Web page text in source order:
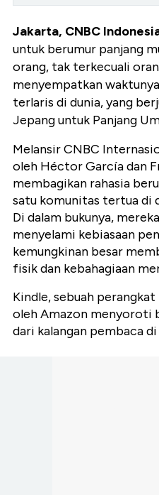
Jakarta, CNBC
untuk berumur panjang
orang, tak terkecuali
menyempatkan
terlaris di dunia, yang
Jepang untuk Panjang
Melansir CNBC
oleh Héctor García dan
membagikan rahasia
satu komunitas tertua di
Di dalam bukunya,
menyelami kebiasaan
kemungkinan besar
fisik dan kebahagiaan
Kindle, sebuah
oleh Amazon menyoroti
dari kalangan pembaca di